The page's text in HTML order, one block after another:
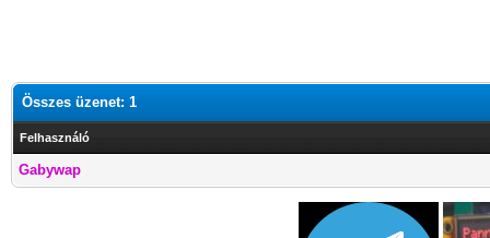
Összes üzenet: 1
Felhasználó
Gabywap